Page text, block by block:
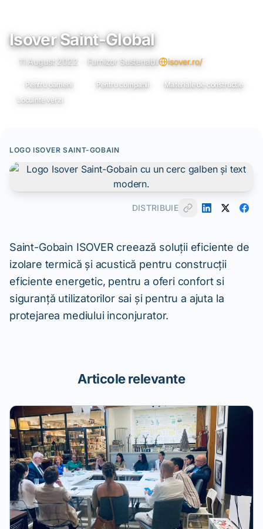
Isover Saint-Global
11 August 2022 Furnizor Sustenabil isover.ro/
Pentru oameni Pentru companii
Materiale de constructie
Locuinte verzi
LOGO ISOVER SAINT-GOBAIN
DISTRIBUIE
Saint-Gobain ISOVER creează soluții eficiente de
izolare termică și acustică pentru construcții
eficiente energetic, pentru a oferi confort si
siguranță utilizatorilor sai și pentru a ajuta la
protejarea mediului inconjurator.
Articole relevante